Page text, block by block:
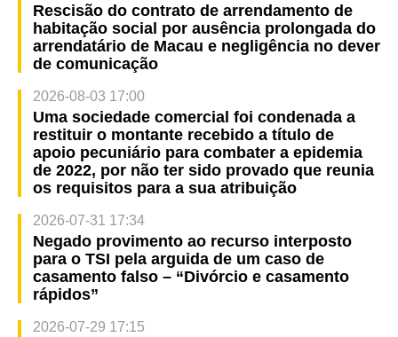
Rescisão do contrato de arrendamento de
habitação social por ausência prolongada do
arrendatário de Macau e negligência no dever
de comunicação
2026-08-03 17:00
Uma sociedade comercial foi condenada a
restituir o montante recebido a título de
apoio pecuniário para combater a epidemia
de 2022, por não ter sido provado que reunia
os requisitos para a sua atribuição
2026-07-31 17:34
Negado provimento ao recurso interposto
para o TSI pela arguida de um caso de
casamento falso – “Divórcio e casamento
rápidos”
2026-07-29 17:15